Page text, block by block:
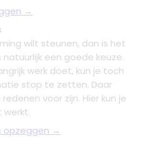
→
wilt steunen, dan is het
natuurlijk een goede keuze.
werk doet, kun je toch
stop te zetten. Daar
voor zijn. Hier kun je
werkt.
opzeggen →